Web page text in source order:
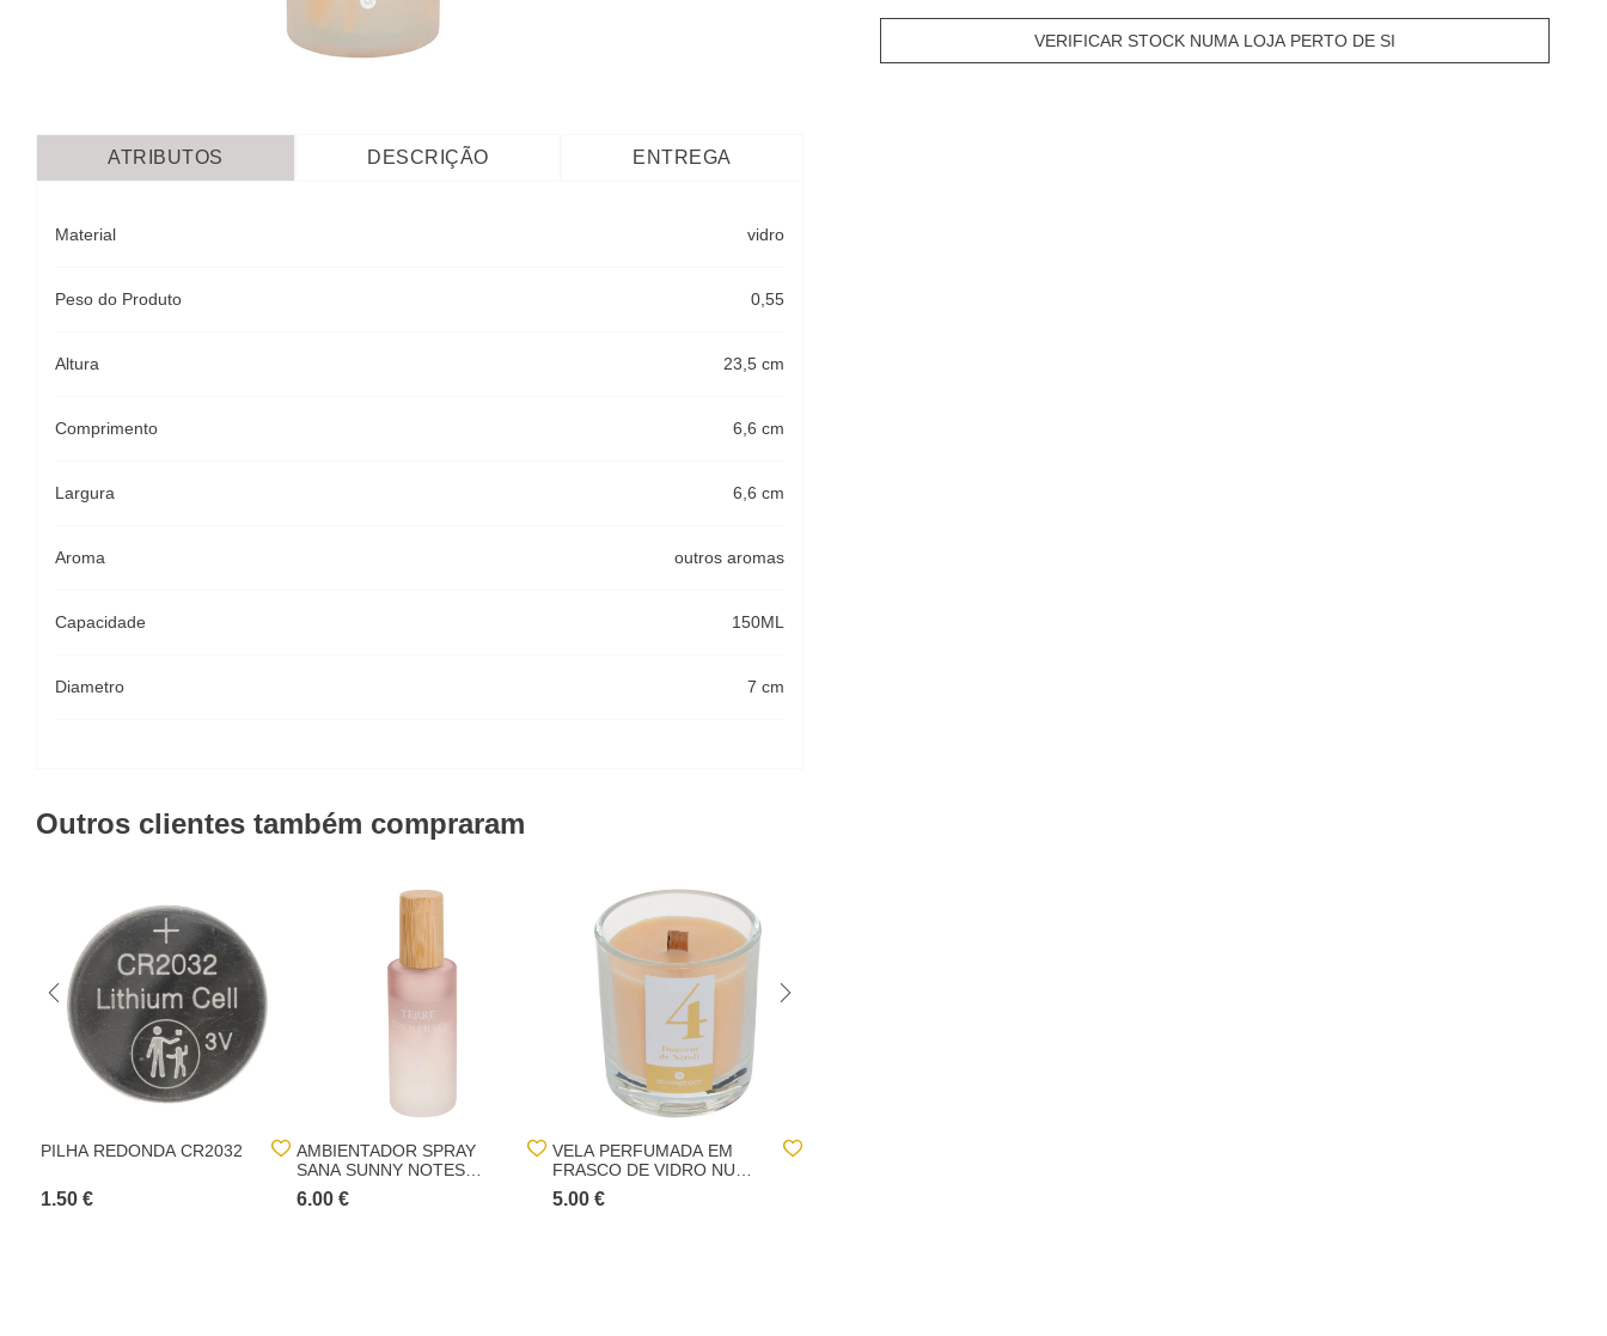
VERIFICAR STOCK NUMA LOJA PERTO DE SI
ATRIBUTOS DESCRIÇÃO ENTREGA
Material vidro
Peso do Produto 0,55
Altura 23,5 cm
Comprimento 6,6 cm
Largura 6,6 cm
Aroma outros aromas
Capacidade 150ML
Diametro 7 cm
Outros clientes também compraram
PILHA REDONDA CR2032
1.50 €
AMBIENTADOR SPRAY
SANA SUNNY NOTES
100ML
6.00 €
VELA PERFUMADA EM
FRASCO DE VIDRO NUMIA
180G
5.00 €